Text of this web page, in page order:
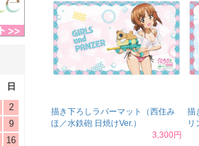
描き下ろしラバーマット（西住み
ほ／水鉄砲 日焼けVer.）
3,300円
描
リ
日
2
9
16